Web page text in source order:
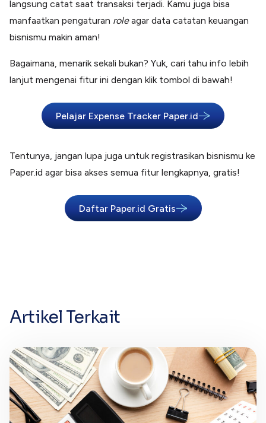
langsung catat saat transaksi terjadi. Kamu juga bisa
manfaatkan pengaturan roleagar data catatan keuangan
bisnismu makin aman!
Bagaimana, menarik sekali bukan? Yuk, cari tahu info lebih
lanjut mengenai fitur ini dengan klik tombol di bawah!
Pelajar Expense Tracker Paper.id
Tentunya, jangan lupa juga untuk registrasikan bisnismu ke
Paper.id agar bisa akses semua fitur lengkapnya, gratis!
Daftar Paper.id Gratis
Artikel Terkait